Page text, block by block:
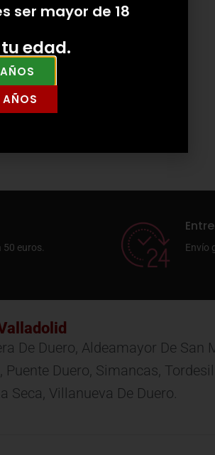
euros. Envío
De Duero, Aldeamayor De San
Duero, Simancas,
Seca, Villanueva De Duero.
ser mayor de 18
edad.